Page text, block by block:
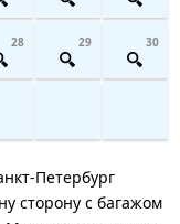
28 29 30
Петербург
сторону с багажом